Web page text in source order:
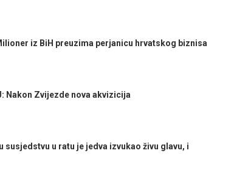
iz BiH preuzima perjanicu hrvatskog biznisa
Nakon Zvijezde nova akvizicija
susjedstvu u ratu je jedva izvukao živu glavu, i